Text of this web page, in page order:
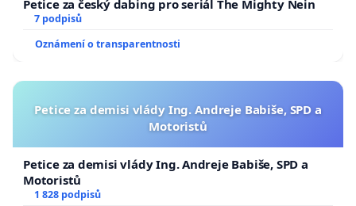
Petice za český dabing pro seriál The Mighty Nein
7 podpisů
Oznámení o transparentnosti
Petice za demisi vlády Ing. Andreje Babiše, SPD a
Motoristů
Petice za demisi vlády Ing. Andreje Babiše, SPD a
Motoristů
1 828 podpisů